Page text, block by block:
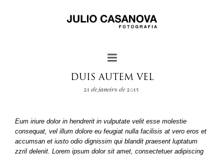
DUIS AUTEM VEL
21 de janeiro de 2015
Eum iriure dolor in hendrerit in vulputate velit esse molestie
consequat, vel illum dolore eu feugiat nulla facilisis at vero eros et
accumsan et iusto odio dignissim qui blandit praesent luptatum
zzril delenit. Lorem ipsum dolor sit amet, consectetuer adipiscing